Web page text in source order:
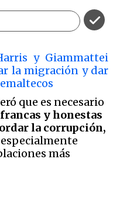
y Giammattei
la migración y dar
que es necesario
y honestas
la corrupción,
especialmente
más